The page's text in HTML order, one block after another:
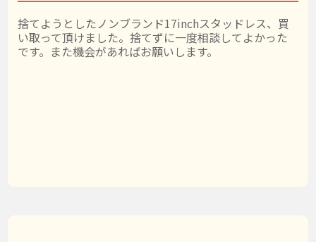
捨てようとしたノンブランド17inchスタッドレス、買
い取って頂けました。捨てずに一度相談してよかった
です。また機会があればお願いします。